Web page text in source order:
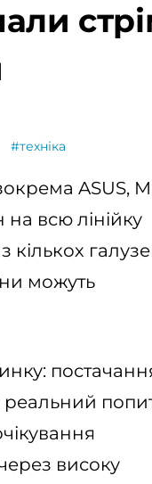
#техніка
ASUS,
всю лінійку
кількох
можуть
реальний
високу